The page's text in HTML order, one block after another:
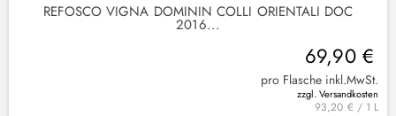
REFOSCO VIGNA DOMININ COLLI ORIENTALI DOC
2016...
69,90 €
pro Flasche inkl.MwSt.
zzgl. Versandkosten
93,20 € / 1 L